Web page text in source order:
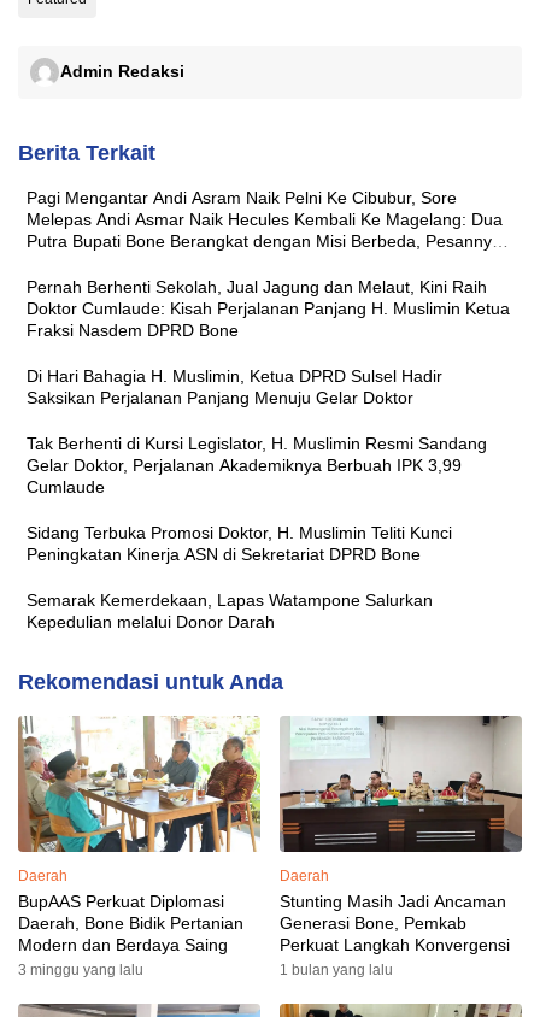
Admin Redaksi
Berita Terkait
Pagi Mengantar Andi Asram Naik Pelni Ke Cibubur, Sore
Melepas Andi Asmar Naik Hecules Kembali Ke Magelang: Dua
Putra Bupati Bone Berangkat dengan Misi Berbeda, Pesannya
Pernah Berhenti Sekolah, Jual Jagung dan Melaut, Kini Raih
Doktor Cumlaude: Kisah Perjalanan Panjang H. Muslimin Ketua
Fraksi Nasdem DPRD Bone
Di Hari Bahagia H. Muslimin, Ketua DPRD Sulsel Hadir
Saksikan Perjalanan Panjang Menuju Gelar Doktor
Tak Berhenti di Kursi Legislator, H. Muslimin Resmi Sandang
Gelar Doktor, Perjalanan Akademiknya Berbuah IPK 3,99
Cumlaude
Sidang Terbuka Promosi Doktor, H. Muslimin Teliti Kunci
Peningkatan Kinerja ASN di Sekretariat DPRD Bone
Semarak Kemerdekaan, Lapas Watampone Salurkan
Kepedulian melalui Donor Darah
Rekomendasi untuk Anda
Daerah
BupAAS Perkuat Diplomasi
Daerah, Bone Bidik Pertanian
Modern dan Berdaya Saing
3 minggu yang lalu
Daerah
Stunting Masih Jadi Ancaman
Generasi Bone, Pemkab
Perkuat Langkah Konvergensi
1 bulan yang lalu